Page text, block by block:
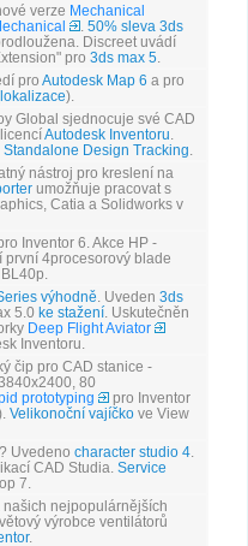
verze Mechanical
50% sleva 3ds
Discreet uvádí
pro 3ds max 5
pro Autodesk Map 6 a pro
lokalizace).
Global sjednocuje své CAD
Autodesk Inventoru
Standalone Design Tracking
nástroj pro kreslení na
umožňuje pracovat s
Catia a Solidworks v
Inventor 6. Akce HP -
první 4procesorový blade
výhodně . Uveden 3ds
5.0 ke stažení . Uskutečněn
Deep Flight Aviator
Inventoru.
čip pro CAD stanice -
80
prototyping
pro Inventor
Velikonoční vajíčko ve View
Uvedeno character studio 4
CAD Studia. Service
7.
našich nejpopulárnějších
výrobce ventilátorů
.